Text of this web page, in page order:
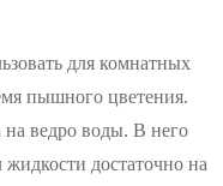
для комнатных
пышного цветения.
на ведро воды. В него
достаточно на